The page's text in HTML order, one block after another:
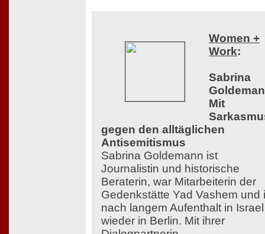
Women +
Work:
Sabrina
Mit
gegen den alltäglichen
Antisemitismus
Sabrina Goldemann ist
Journalistin und historische
Beraterin, war Mitarbeiterin der
Gedenkstätte Yad Vashem und
nach langem Aufenthalt in Israel
wieder in Berlin. Mit ihrer